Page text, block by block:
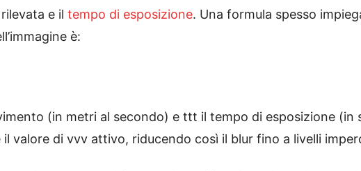
e il tempo di esposizione. Una formula spesso
è:
(in metri al secondo) e ttt il tempo di esposizione (in
valore di vvv attivo, riducendo così il blur fino a livelli